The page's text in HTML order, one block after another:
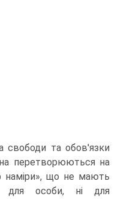
свободи та обов'язки
перетворюються на
наміри», що не мають
для особи, ні для